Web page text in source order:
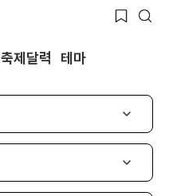
축제달력 테마